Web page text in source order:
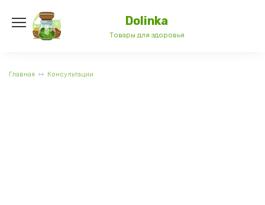
содержанию
Dolinka
Товары для здоровья
Главная Консультации